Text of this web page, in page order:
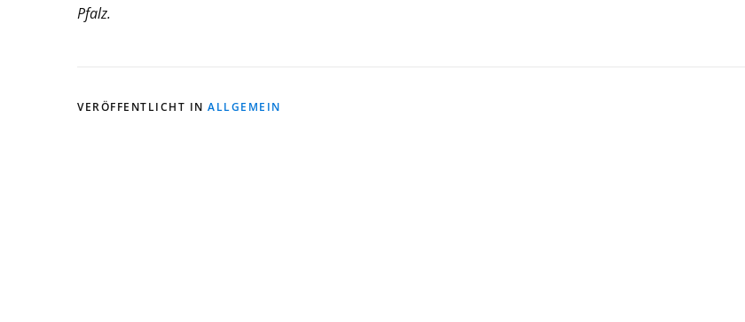
Pfalz.
VERÖFFENTLICHT IN ALLGEMEIN